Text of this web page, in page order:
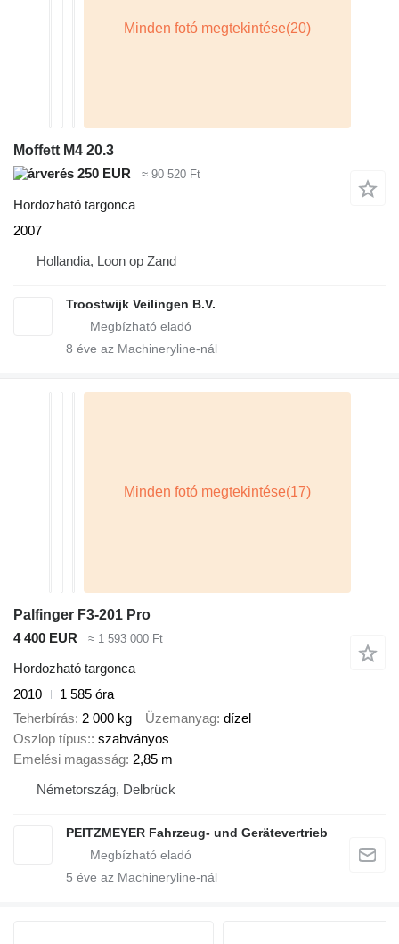
Moffett M4 20.3
250 EUR
≈ 90 520 Ft
Hordozható targonca
2007
Hollandia, Loon op Zand
Troostwijk Veilingen B.V.
8 éve az Machineryline-nál
Palfinger F3-201 Pro
4 400 EUR
≈ 1 593 000 Ft
Hordozható targonca
2010
1 585 óra
Teherbírás 2 000 kg Üzemanyag dízel
Oszlop típus: szabványos
Emelési magasság 2,85 m
Németország, Delbrück
PEITZMEYER Fahrzeug- und Gerätevertrieb
5 éve az Machineryline-nál